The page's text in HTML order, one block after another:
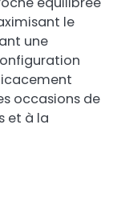
le
une
occasions de
et à la